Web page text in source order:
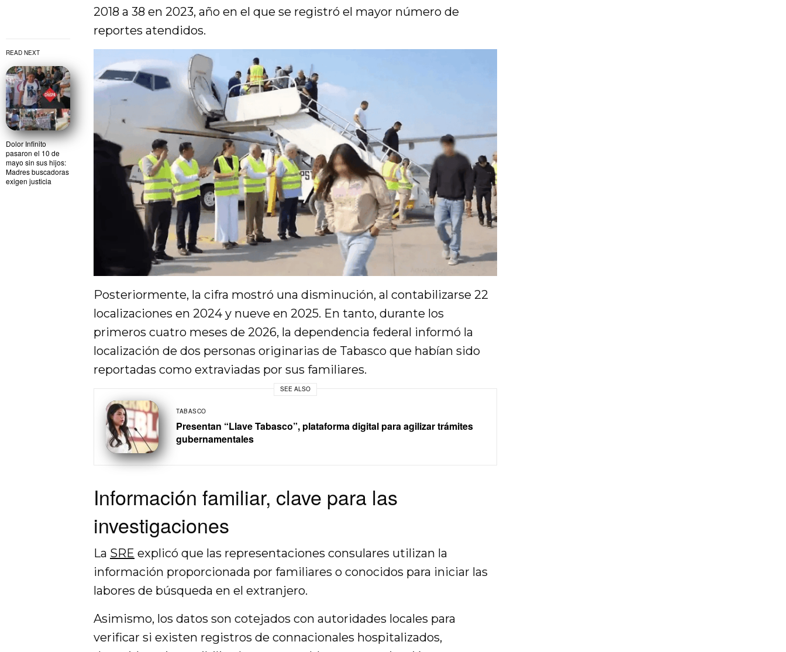
READ NEXT
Dolor Infinito
pasaron el 10 de
mayo sin sus hijos:
Madres buscadoras
exigen justicia
2018 a 38 en 2023, año en el que se registró el mayor número de
reportes atendidos.
Posteriormente, la cifra mostró una disminución, al contabilizarse 22
localizaciones en 2024 y nueve en 2025. En tanto, durante los
primeros cuatro meses de 2026, la dependencia federal informó la
localización de dos personas originarias de Tabasco que habían sido
reportadas como extraviadas por sus familiares.
SEE ALSO
TABASCO
Presentan “Llave Tabasco”, plataforma digital para agilizar trámites
gubernamentales
Información familiar, clave para las
investigaciones
La SRE explicó que las representaciones consulares utilizan la
información proporcionada por familiares o conocidos para iniciar las
labores de búsqueda en el extranjero.
Asimismo, los datos son cotejados con autoridades locales para
verificar si existen registros de connacionales hospitalizados,